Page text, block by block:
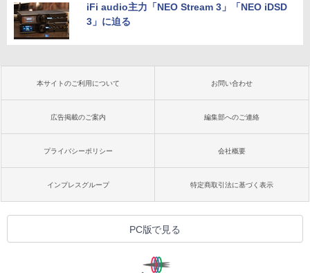
iFi audio主力「NEO Stream 3」「NEO iDSD
3」に迫る
本サイトのご利用について お問い合わせ
広告掲載のご案内 編集部へのご連絡
プライバシーポリシー 会社概要
インプレスグループ 特定商取引法に基づく表示
PC版で見る